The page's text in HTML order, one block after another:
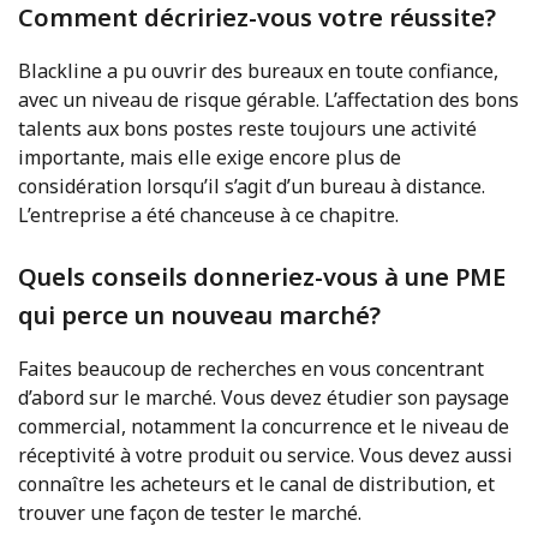
Comment décririez-vous votre réussite?
Blackline a pu ouvrir des bureaux en toute confiance,
avec un niveau de risque gérable. L’affectation des bons
talents aux bons postes reste toujours une activité
importante, mais elle exige encore plus de
considération lorsqu’il s’agit d’un bureau à distance.
L’entreprise a été chanceuse à ce chapitre.
Quels conseils donneriez-vous à une PME
qui perce un nouveau marché?
Faites beaucoup de recherches en vous concentrant
d’abord sur le marché. Vous devez étudier son paysage
commercial, notamment la concurrence et le niveau de
réceptivité à votre produit ou service. Vous devez aussi
connaître les acheteurs et le canal de distribution, et
trouver une façon de tester le marché.